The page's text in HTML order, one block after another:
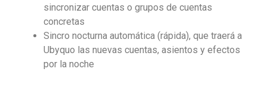
sincronizar cuentas o grupos de cuentas
concretas
Sincro nocturna automática (rápida), que traerá a
Ubyquo las nuevas cuentas, asientos y efectos
por la noche